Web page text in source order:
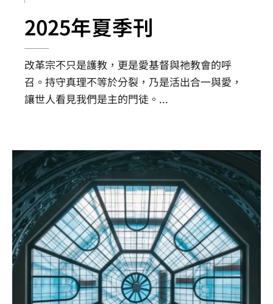
2025年夏季刊
改革宗不只是護教，更是愛基督與祂教會的呼
召。持守真理不等於分裂，乃是活出合一與愛，
讓世人看見我們是主的門徒。 ...